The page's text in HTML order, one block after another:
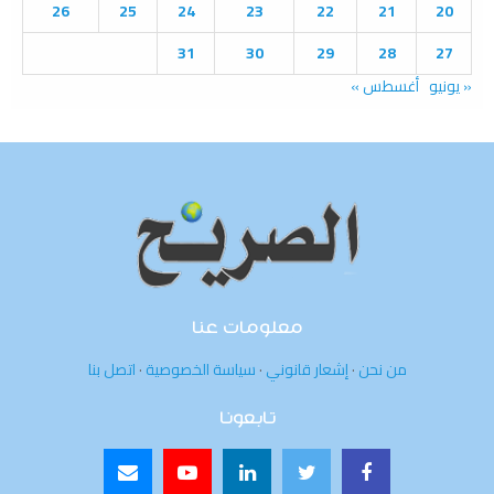
20
21
22
23
24
25
26
27
28
29
30
31
« يونيو أغسطس »
معلومات عنا
من نحن·إشعار قانوني·سياسة الخصوصية·اتصل بنا
تابعونا